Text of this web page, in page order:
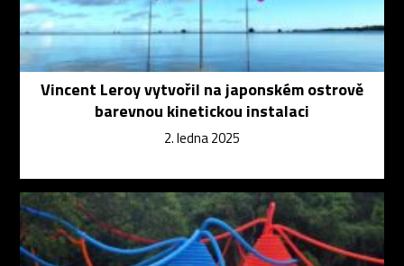
Vincent Leroy vytvořil na japonském ostrově
barevnou kinetickou instalaci
2. ledna 2025